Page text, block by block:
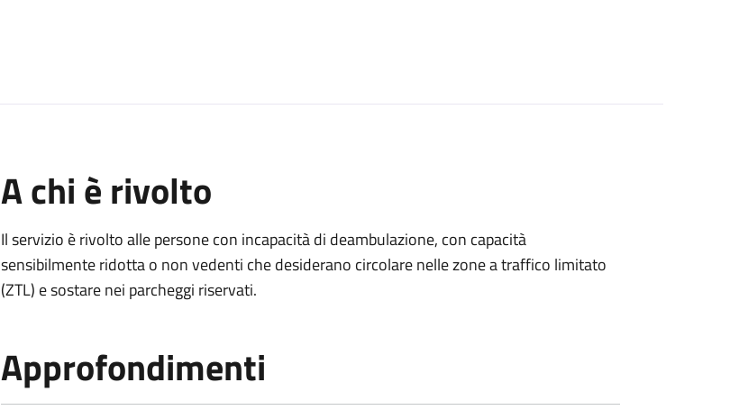
A chi è rivolto
Il servizio è rivolto alle persone con incapacità di deambulazione, con capacità
sensibilmente ridotta o non vedenti che desiderano circolare nelle zone a traffico limitato
(ZTL) e sostare nei parcheggi riservati.
Approfondimenti